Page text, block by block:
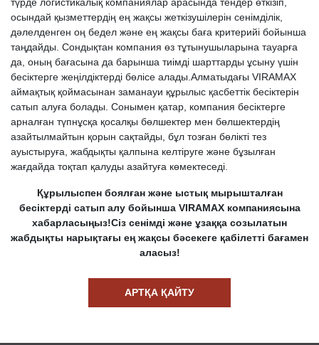
осындай қызметтердің ең жақсы жеткізушілерін сенімділік,
дәлелденген оң бедел және ең жақсы баға критерийі бойынша
таңдайды. Сондықтан компания өз тұтынушыларына тауарға
да, оның бағасына да барынша тиімді шарттарды ұсыну үшін
бесіктерге жеңілдіктерді бөлісе алады.Алматыдағы VIRAMAX
аймақтық қоймасынан заманауи құрылыс қасбеттік бесіктерін
сатып алуға болады. Сонымен қатар, компания бесіктерге
арналған түпнұсқа қосалқы бөлшектер мен бөлшектердің
азайтылмайтын қорын сақтайды, бұл тозған бөлікті тез
ауыстыруға, жабдықты қалпына келтіруге және бұзылған
жағдайда тоқтап қалуды азайтуға көмектеседі.
Құрылыспен боялған және ыстық мырышталған
бесіктерді сатып алу бойынша VIRAMAX компаниясына
хабарласыңыз!Сіз сенімді және ұзаққа созылатын
жабдықты нарықтағы ең жақсы бәсекеге қабілетті бағамен
аласыз!
АРТҚА ҚАЙТУ